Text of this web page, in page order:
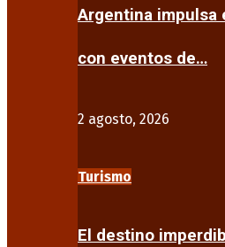
Argentina impulsa
con eventos de…
2 agosto, 2026
Turismo
El destino